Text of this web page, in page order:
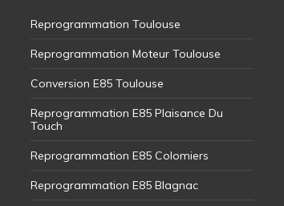
Reprogrammation Toulouse
Reprogrammation Moteur Toulouse
Conversion E85 Toulouse
Reprogrammation E85 Plaisance Du
Touch
Reprogrammation E85 Colomiers
Reprogrammation E85 Blagnac